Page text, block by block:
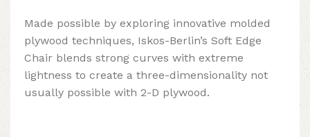
Made possible by exploring innovative molded
plywood techniques, Iskos-Berlin’s Soft Edge
Chair blends strong curves with extreme
lightness to create a three-dimensionality not
usually possible with 2-D plywood.